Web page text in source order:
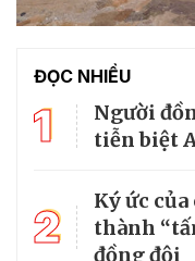
ĐỌC NHIỀU
1
Người
tiễn biệt
2
Ký ức
thành
đồng đội